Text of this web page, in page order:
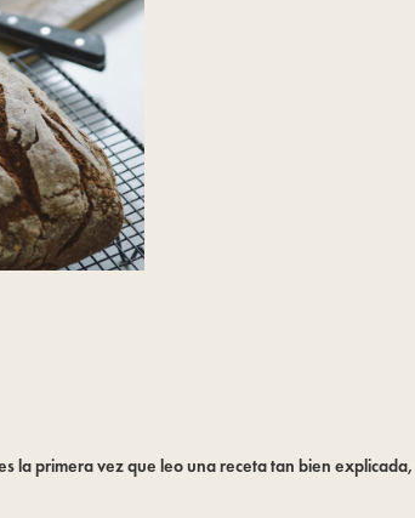
la primera vez que leo una receta tan bien